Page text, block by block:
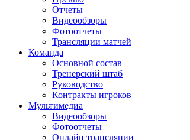
Отчеты
Видеообзоры
Фотоотчеты
Трансляции матчей
Команда
Основной состав
Тренерский штаб
Руководство
Контракты игроков
Мультимедиа
Видеообзоры
Фотоотчеты
Онлайн трансляции